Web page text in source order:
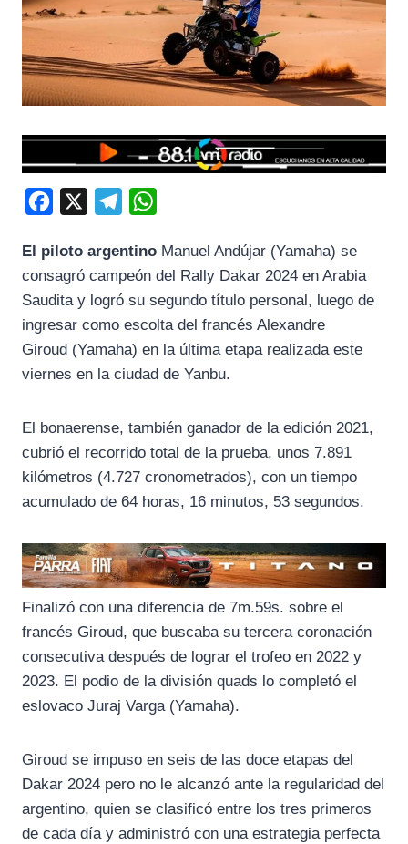
c
e
b
l
e
g
a
a
t
s
p
El piloto argentino Manuel Andújar (Yamaha) se
consagró campeón del Rally Dakar 2024 en Arabia
Saudita y logró su segundo título personal, luego de
ingresar como escolta del francés Alexandre
Giroud (Yamaha) en la última etapa realizada este
viernes en la ciudad de Yanbu.
El bonaerense, también ganador de la edición 2021,
cubrió el recorrido total de la prueba, unos 7.891
kilómetros (4.727 cronometrados), con un tiempo
acumulado de 64 horas, 16 minutos, 53 segundos.
Finalizó con una diferencia de 7m.59s. sobre el
francés Giroud, que buscaba su tercera coronación
consecutiva después de lograr el trofeo en 2022 y
2023. El podio de la división quads lo completó el
eslovaco Juraj Varga (Yamaha).
Giroud se impuso en seis de las doce etapas del
Dakar 2024 pero no le alcanzó ante la regularidad del
argentino, quien se clasificó entre los tres primeros
de cada día y administró con una estrategia perfecta